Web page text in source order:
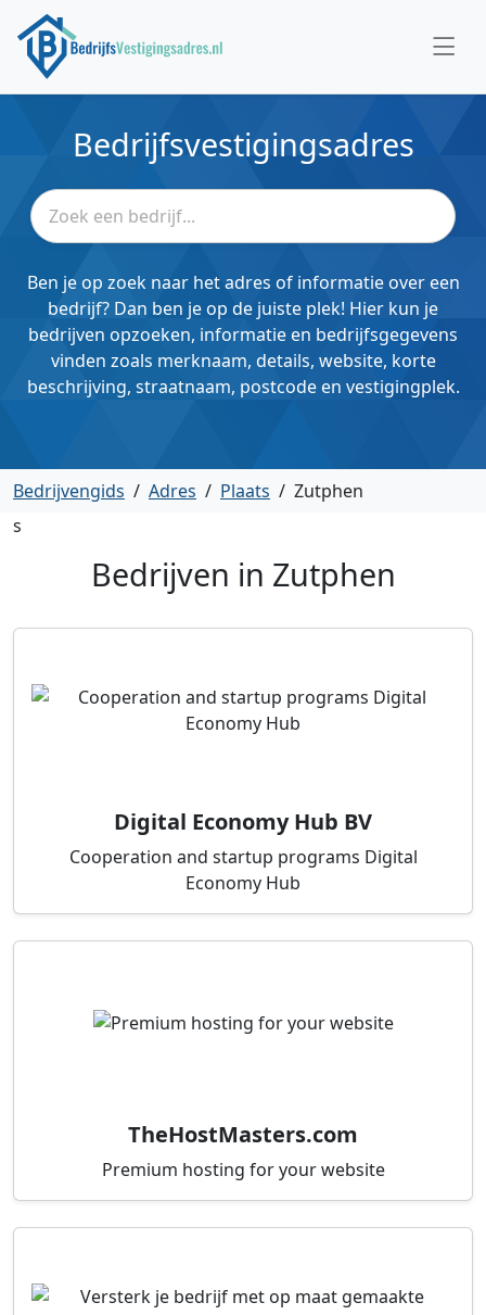
Bedrijfsvestigingsadres
Ben je op zoek naar het adres of informatie over een
bedrijf? Dan ben je op de juiste plek! Hier kun je
bedrijven opzoeken, informatie en bedrijfsgegevens
vinden zoals merknaam, details, website, korte
beschrijving, straatnaam, postcode en vestigingplek.
Bedrijvengids / Adres / Plaats / Zutphen
s
Bedrijven in Zutphen
Digital Economy Hub BV
Cooperation and startup programs Digital
Economy Hub
TheHostMasters.com
Premium hosting for your website